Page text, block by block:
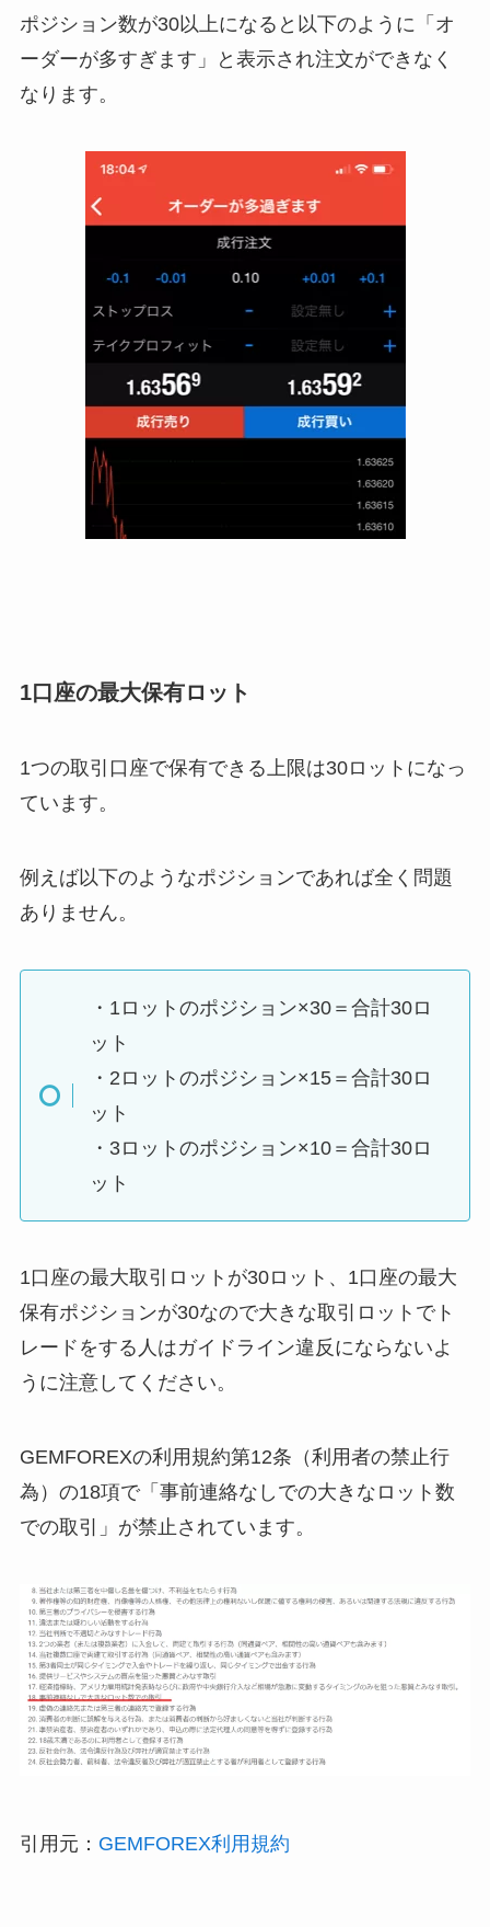
ポジション数が30以上になると以下のように「オ
ーダーが多すぎます」と表示され注文ができなく
なります。
1口座の最大保有ロット
1つの取引口座で保有できる上限は30ロットになっ
ています。
例えば以下のようなポジションであれば全く問題
ありません。
・1ロットのポジション×30＝合計30ロ
ット
・2ロットのポジション×15＝合計30ロ
ット
・3ロットのポジション×10＝合計30ロ
ット
1口座の最大取引ロットが30ロット、1口座の最大
保有ポジションが30なので大きな取引ロットでト
レードをする人はガイドライン違反にならないよ
うに注意してください。
GEMFOREXの利用規約第12条（利用者の禁止行
為）の18項で「事前連絡なしでの大きなロット数
での取引」が禁止されています。
引用元： GEMFOREX利用規約